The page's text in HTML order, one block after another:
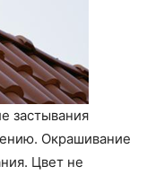
застывания
Окрашивание
Цвет не